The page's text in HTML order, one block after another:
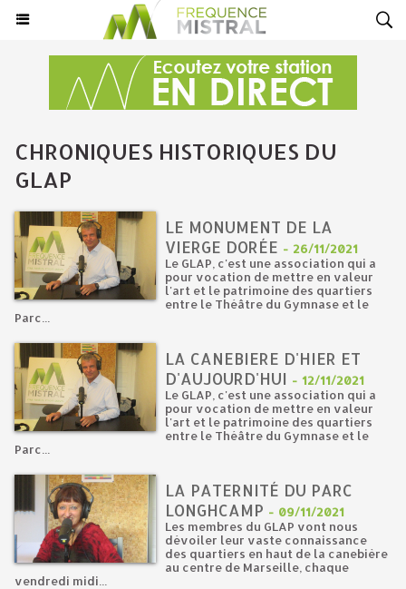
CHRONIQUES HISTORIQUES DU
GLAP
LE MONUMENT DE LA
VIERGE DORÉE - 26/11/2021
Le GLAP, c'est une association qui a
pour vocation de mettre en valeur
l'art et le patrimoine des quartiers
entre le Théâtre du Gymnase et le
Parc...
LA CANEBIERE D'HIER ET
D'AUJOURD'HUI - 12/11/2021
Le GLAP, c'est une association qui a
pour vocation de mettre en valeur
l'art et le patrimoine des quartiers
entre le Théâtre du Gymnase et le
Parc...
LA PATERNITÉ DU PARC
LONGHCAMP - 09/11/2021
Les membres du GLAP vont nous
dévoiler leur vaste connaissance
des quartiers en haut de la canebière
au centre de Marseille, chaque
vendredi midi...